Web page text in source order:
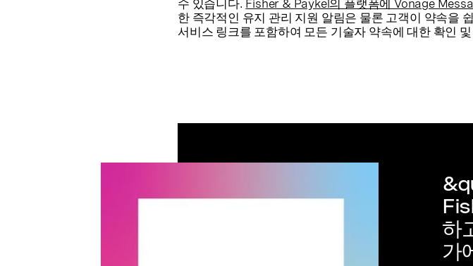
수 있습니다. Fisher & Paykel의 플랫폼에 Vonage
한 즉각적인 유지 관리 지원 알림은 물론 고객이 약속을
서비스 링크를 포함하여 모든 기술자 약속에 대한 확인
하
가